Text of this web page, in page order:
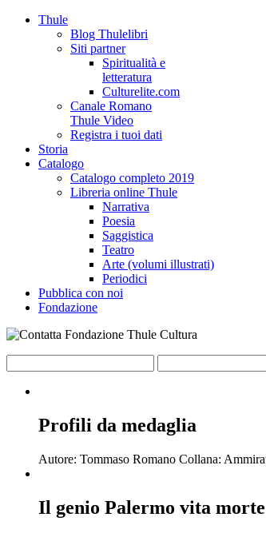
Thule
Blog Thulelibri
Siti partner
Spiritualità e
letteratura
Culturelite.com
Canale Romano
Thule Video
Registra i tuoi dati
Storia
Catalogo
Catalogo completo 2019
Libreria online Thule
Narrativa
Poesia
Saggistica
Teatro
Arte (volumi illustrati)
Periodici
Pubblica con noi
Fondazione
Profili da medaglia
Autore: Tommaso Romano Collana:
Il genio Palermo vita